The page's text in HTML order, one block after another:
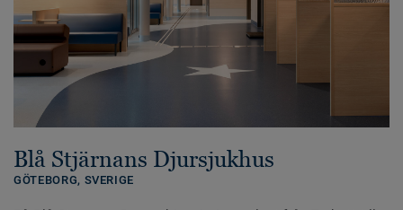
Blå Stjärnans Djursjukhus
GÖTEBORG, SVERIGE